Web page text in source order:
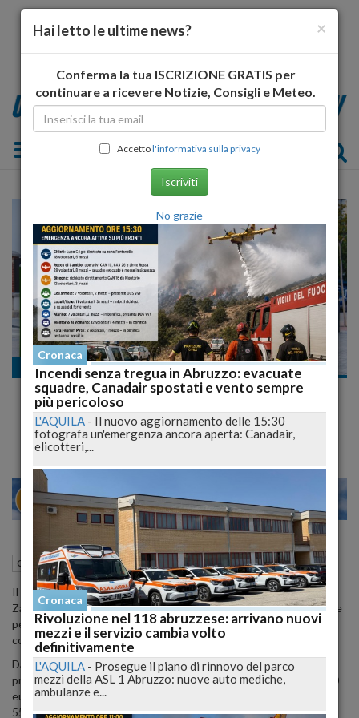
Toggle navigation
Cronaca
Rifiuti: Sanzioni per Quasi 19.000 Euro per
Errato Conferimento
MILANO 22
Cronaca Chieti (CH) 16 Aprile 2024 17:10
Il sindaco Diego Ferrara e l'assessora all'Ambiente Chiara
Zappalorto hanno presentato il primo report sulle sanzioni emesse
per il conferimento errato dei rifiuti, evidenziando l'importanza di
correggere comportamenti scorretti.
Dal 1° gennaio 2024 ad oggi, sono stati comminati 112
provvedimenti da Formula Ambiente, per un totale di quasi 19.000
euro di sanzioni. Di questi, 55 riguardano utenze non domestiche,
55 utenze condominiali e solo 1 utenza domestica.
×
Hai letto le ultime news?
Conferma la tua ISCRIZIONE GRATIS per
continuare a ricevere Notizie, Consigli e Meteo.
Accettol'informativa sulla privacy
Iscriviti
No grazie
Cronaca
Incendi senza tregua in Abruzzo: evacuate
squadre, Canadair spostati e vento sempre
più pericoloso
L'AQUILA - Il nuovo aggiornamento delle 15:30
fotografa un'emergenza ancora aperta: Canadair,
elicotteri,...
Cronaca
Rivoluzione nel 118 abruzzese: arrivano nuovi
mezzi e il servizio cambia volto
definitivamente
L'AQUILA - Prosegue il piano di rinnovo del parco
mezzi della ASL 1 Abruzzo: nuove auto mediche,
ambulanze e...